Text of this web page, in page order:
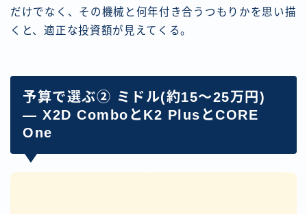
だけでなく、その機械と何年付き合うつもりかを思い描
くと、適正な投資額が見えてくる。
予算で選ぶ② ミドル(約15〜25万円)
— X2D ComboとK2 PlusとCORE
One